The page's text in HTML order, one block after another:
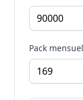
Pack mensuel